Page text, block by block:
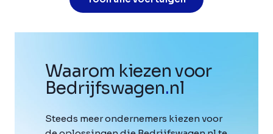
Waarom kiezen voor
Bedrijfswagen.nl
Steeds meer ondernemers kiezen voor